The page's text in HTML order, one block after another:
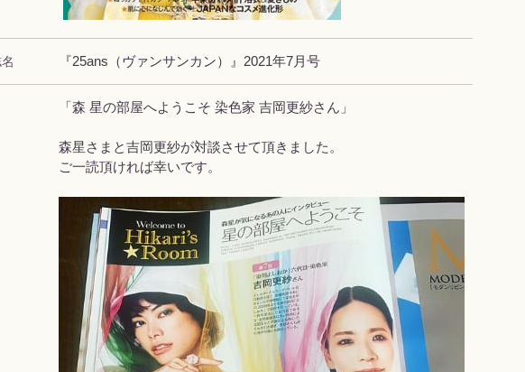
『25ans（ヴァンサンカン）』2021年7月号
「森 星の部屋へようこそ 染色家 吉岡更紗さん」
森星さまと吉岡更紗が対談させて頂きました。
ご一読頂ければ幸いです。